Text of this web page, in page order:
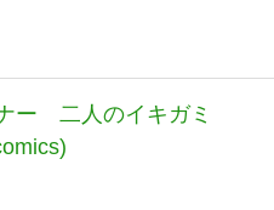
ー 二人のイキガミ